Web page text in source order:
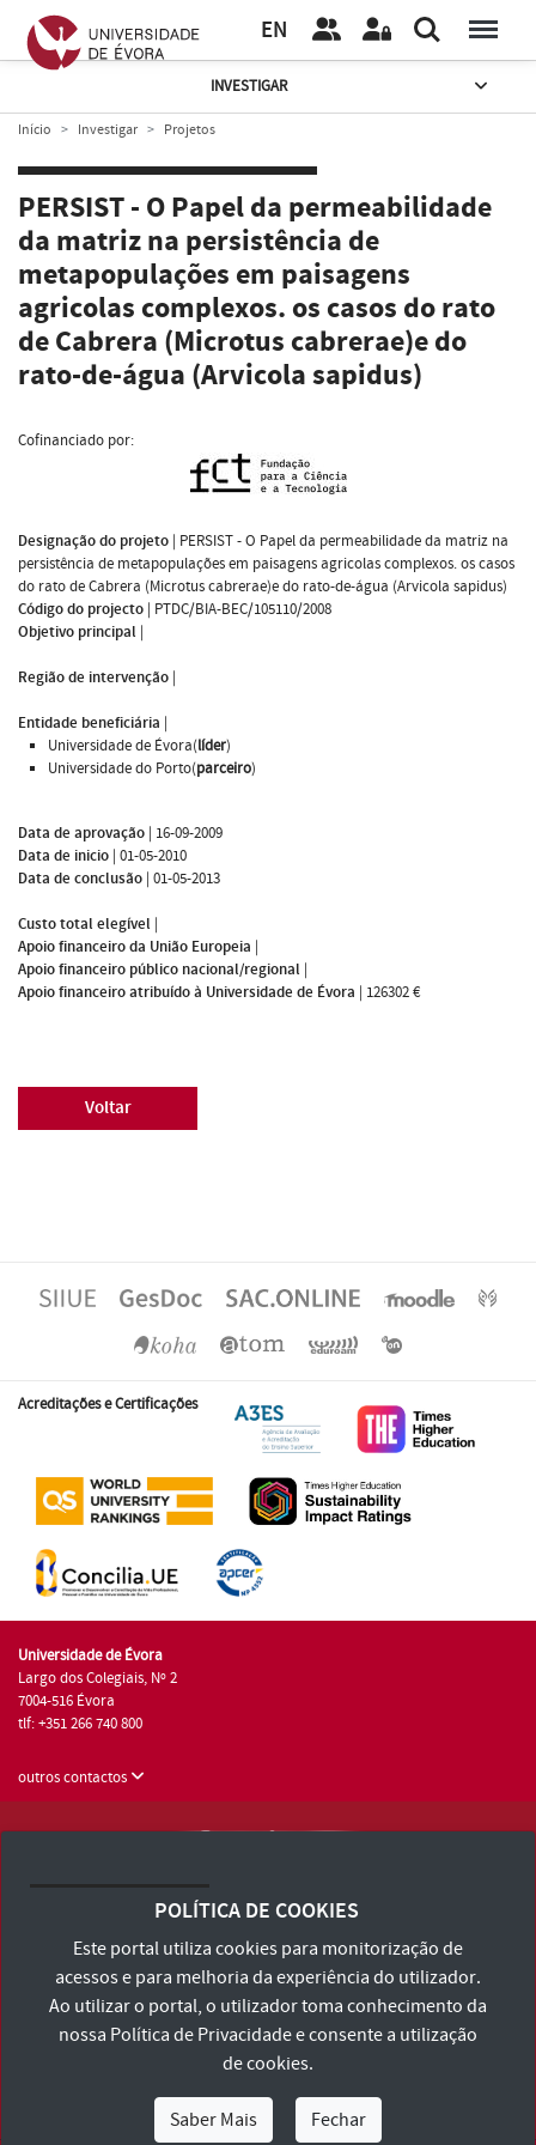
EN
INVESTIGAR
Início Investigar Projetos
PERSIST - O Papel da permeabilidade
da matriz na persistência de
metapopulações em paisagens
agricolas complexos. os casos do rato
de Cabrera (Microtus cabrerae)e do
rato-de-água (Arvicola sapidus)
Cofinanciado por:
Designação do projeto | PERSIST - O Papel da permeabilidade da matriz na
persistência de metapopulações em paisagens agricolas complexos. os casos
do rato de Cabrera (Microtus cabrerae)e do rato-de-água (Arvicola sapidus)
Código do projecto | PTDC/BIA-BEC/105110/2008
Objetivo principal |
Região de intervenção |
Entidade beneficiária |
Universidade de Évora(líder)
Universidade do Porto(parceiro)
Data de aprovação | 16-09-2009
Data de inicio | 01-05-2010
Data de conclusão | 01-05-2013
Custo total elegível |
Apoio financeiro da União Europeia |
Apoio financeiro público nacional/regional |
Apoio financeiro atribuído à Universidade de Évora | 126302 €
Voltar
Acreditações e Certificações
Universidade de Évora
Largo dos Colegiais, Nº 2
7004-516 Évora
tlf: +351 266 740 800
outros contactos
Consulte os Termos e Condições e Política de Privacidade
Declaração de Acessibilidade
POLÍTICA DE COOKIES
Este portal utiliza cookies para monitorização de
acessos e para melhoria da experiência do utilizador.
Ao utilizar o portal, o utilizador toma conhecimento da
nossa Política de Privacidadee consente a utilização
de cookies.
Saber Mais Fechar